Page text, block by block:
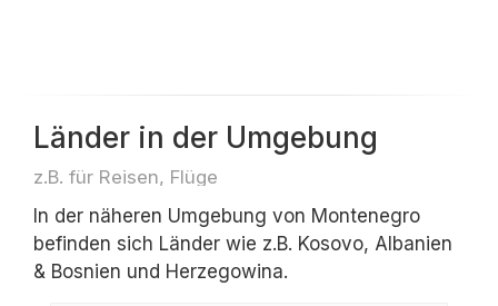
Länder in der Umgebung
z.B. für Reisen, Flüge
In der näheren Umgebung von Montenegro
befinden sich Länder wie z.B. Kosovo, Albanien
& Bosnien und Herzegowina.